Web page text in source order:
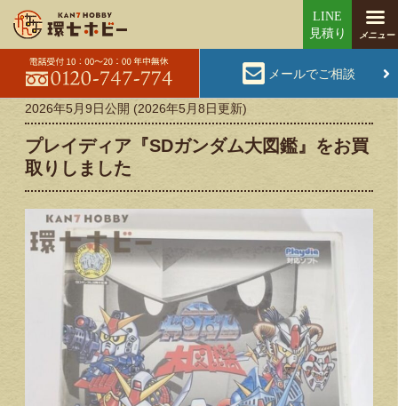
メールでご相談
2026年5月9日公開 (2026年5月8日更新)
プレイディア『SDガンダム大図鑑』をお買
取りしました